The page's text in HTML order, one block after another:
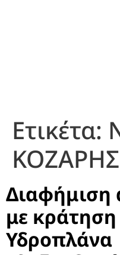
Ετικέτα:
ΚΟΖΑΡΗΣ
Διαφήμιση
με κράτηση
Υδροπλάνα